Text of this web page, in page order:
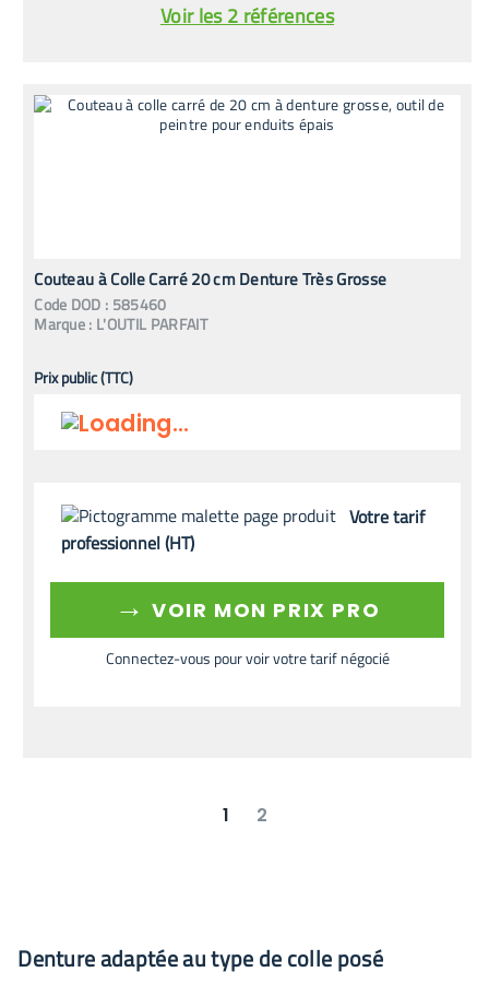
Voir les 2 références
Couteau à Colle Carré 20 cm Denture Très Grosse
Code DOD : 585460
Marque : L'OUTIL PARFAIT
Prix public (TTC)
Votre tarif
professionnel (HT)
→ VOIR MON PRIX PRO
Connectez-vous pour voir votre tarif négocié
1 2
Denture adaptée au type de colle posé